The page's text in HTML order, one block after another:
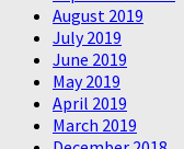
August 2019
July 2019
June 2019
May 2019
April 2019
March 2019